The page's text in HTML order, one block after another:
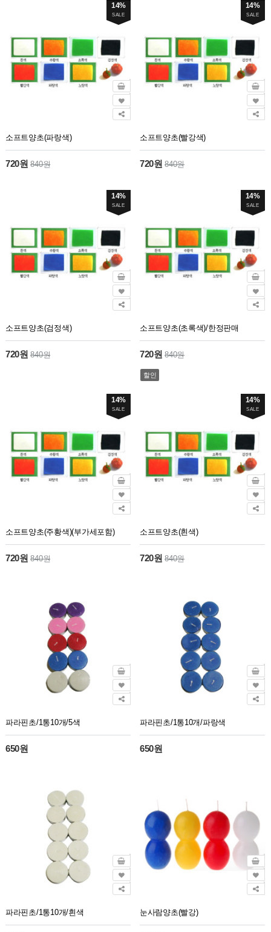
14%
SALE
소프트양초(파랑색)
720원840원
14%
SALE
소프트양초(빨강색)
720원840원
14%
SALE
소프트양초(검정색)
720원840원
14%
SALE
소프트양초(초록색)/한정판매
720원840원
할인
14%
SALE
소프트양초(주황색)(부가세포함)
720원840원
14%
SALE
소프트양초(흰색)
720원840원
파라핀초/1통10개/5색
650원
파라핀초/1통10개/파랑색
650원
파라핀초/1통10개/흰색 눈사람양초(빨강)